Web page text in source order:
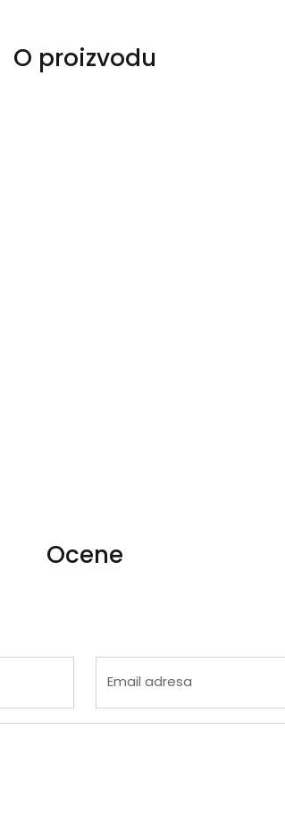
O proizvodu
Ocene
Email adresa